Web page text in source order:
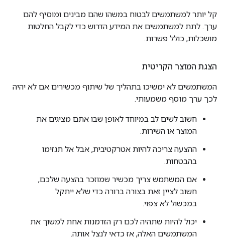
קל יותר למשתמשים לבטוח במשהו שהם מבינים ומוסיף להם
ערך. לתת למשתמשים את המידע הדרוש כדי לקבל החלטות
מושכלות, כולל פשרות.
הצגת המוצר הקריטית
המשתמשים לא ימשיכו בתהליך של שיתוף מכשירים אם לא יהיה
לכך ערך מוסף משמעותי.
חשוב לשים לב במיוחד לאופן שבו אתם מציגים את
המוצר או השירות.
ההצעה צריכה להיות אטרקטיבית, אבל אל תגזימו
בהבטחות.
אם המשתמש צריך מכשיר שמוזכר בהצעה שלכם,
חשוב לציין זאת בצורה ברורה כדי שלא ייתקל
במכשול לא צפוי.
יכול להיות שתהיה לכם רק הזדמנות אחת למשוך את
המשתמשים האלה, אז כדאי לנצל אותה.